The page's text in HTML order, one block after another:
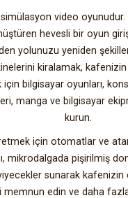
video oyunudur.
hevesli bir oyun
yolunuzu yeniden
kiralamak, kafenizin
bilgisayar oyunları,
manga ve bilgisayar
kurun.
için otomatlar ve
mikrodalgada pişirilmiş
sunarak kafenizin
edin ve daha